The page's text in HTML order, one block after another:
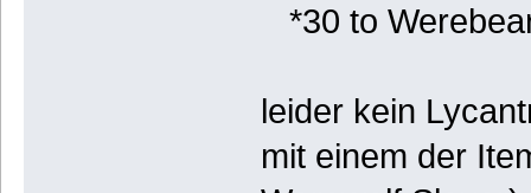
*30 to
leider kein
mit einem der